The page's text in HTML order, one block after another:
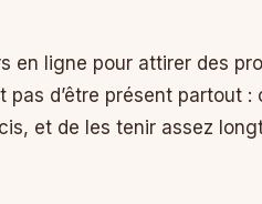
en ligne pour attirer des
d’être présent partout :
et de les tenir assez